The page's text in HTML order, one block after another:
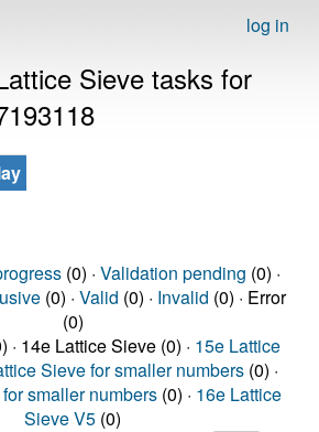
log in
Sieve tasks for
(0) · Validation pending (0) ·
(0) · Valid (0) · Invalid (0) · Error
(0)
· 14e Lattice Sieve (0) · 15e Lattice
Sieve for smaller numbers (0) ·
smaller numbers (0) · 16e Lattice
Sieve V5 (0)